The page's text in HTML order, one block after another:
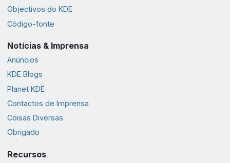
Objectivos do KDE
Código-fonte
Notícias & Imprensa
Anúncios
KDE Blogs
Planet KDE
Contactos de Imprensa
Coisas Diversas
Obrigado
Recursos